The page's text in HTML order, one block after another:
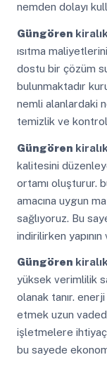
nemden dolayı
Güngören
ısıtma
dostu bir çözüm
bulunmaktadır
nemli alanlardaki
temizlik ve
Güngören
kalitesini
ortamı oluşturur.
amacına uygun
sağlıyoruz. Bu
indirilirken
Güngören
yüksek verimlilik
olanak tanır.
etmek uzun
işletmelere
bu sayede